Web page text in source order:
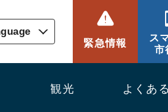
緊急情報
ス
市
観光 よくあ